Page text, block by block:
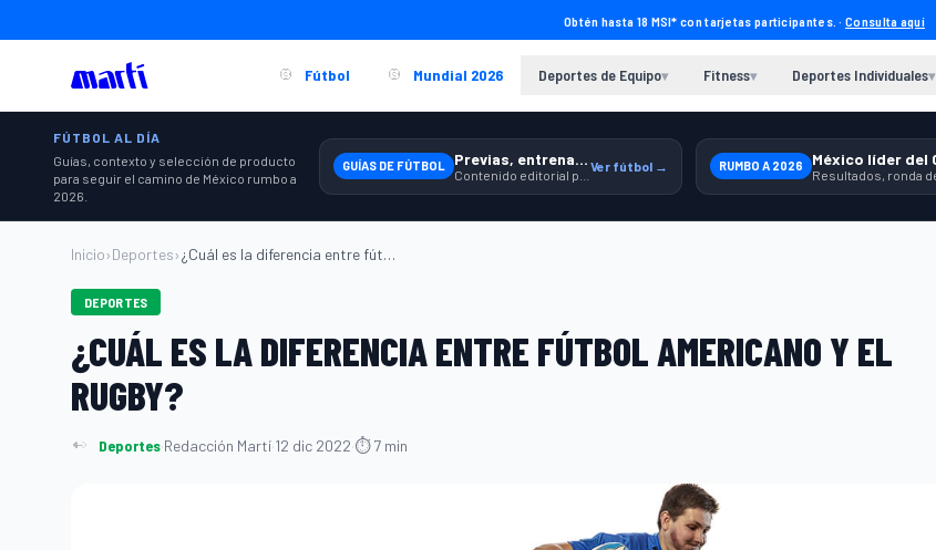
Obtén hasta 18 MSI* con tarjetas participantes. ·Consulta aquí
Fútbol Mundial 2026 Deportes de Equipo▾ Fitness▾ Deportes Individuales▾
FÚTBOL AL DÍA
Guías, contexto y selección de producto
para seguir el camino de México rumbo a
2026.
GUÍAS DE FÚTBOL Previas, entrenamiento y producto Ver fútbol → RUMBO A 2026
Inicio›Deportes› ¿Cuál es la diferencia entre fútbol amer...
DEPORTES
¿CUÁL ES LA DIFERENCIA ENTRE FÚTBOL AMERICANO Y EL
RUGBY?
Deportes·Redacción Martí·12 dic 2022·⏱ 7 min